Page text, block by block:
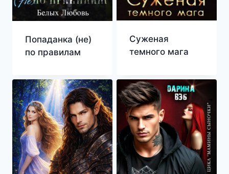
Попаданка (не)
по правилам
Суженая
темного мага